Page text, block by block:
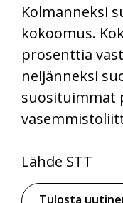
Kolmanneksi
kokoomus.
prosenttia
neljänneksi
suosituimmat
Lähde STT
Tulosta